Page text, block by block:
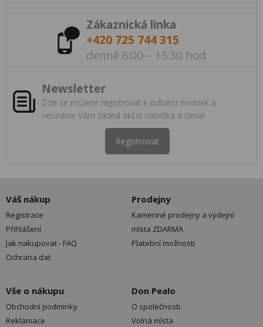
Zákaznická linka
+420 725 744 315
denně 6:00 – 15:30 hod
Newsletter
Zde se můžete registrovat k odběru novinek a
neunikne Vám žádná akční nabídka a sleva!
Registrovat
Váš nákup
Registrace
Přihlášení
Jak nakupovat - FAQ
Ochrana dat
Prodejny
Kamenné prodejny a výdejní
místa ZDARMA
Platební možnosti
Vše o nákupu
Obchodní podmínky
Reklamace
Don Pealo
O společnosti
Volná místa